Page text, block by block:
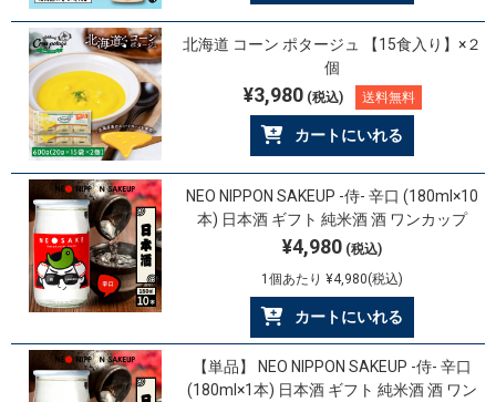
北海道 コーン ポタージュ 【15食入り】×２
個
¥3,980(税込) 送料無料
カートにいれる
NEO NIPPON SAKEUP -侍- 辛口 (180ml×10
本) 日本酒 ギフト 純米酒 酒 ワンカップ
¥4,980 (税込)
1個あたり ¥4,980(税込)
カートにいれる
【単品】 NEO NIPPON SAKEUP -侍- 辛口
(180ml×1本) 日本酒 ギフト 純米酒 酒 ワン